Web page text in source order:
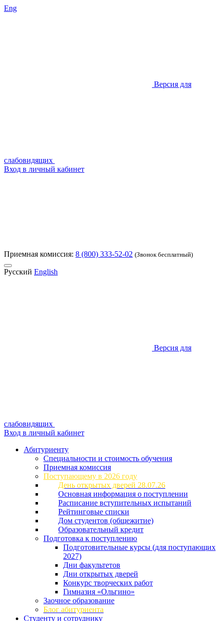
Eng
Версия для
слабовидящих
Вход в личный кабинет
Приемная комиссия: 8 (800) 333-52-02 (Звонок бесплатный)
Русский English
Версия для
слабовидящих
Вход в личный кабинет
Абитуриенту
Специальности и стоимость обучения
Приемная комиссия
Поступающему в 2026 году
День открытых дверей 28.07.26
Основная информация о поступлении
Расписание вступительных испытаний
Рейтинговые списки
Дом студентов (общежитие)
Образовательный кредит
Подготовка к поступлению
Подготовительные курсы (для поступающих
2027)
Дни факультетов
Дни открытых дверей
Конкурс творческих работ
Гимназия «Ольгино»
Заочное образование
Блог абитуриента
Студенту и сотруднику